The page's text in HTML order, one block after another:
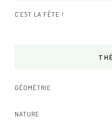
C’EST LA FÊTE !
GÉOMÉTRIE
NATURE